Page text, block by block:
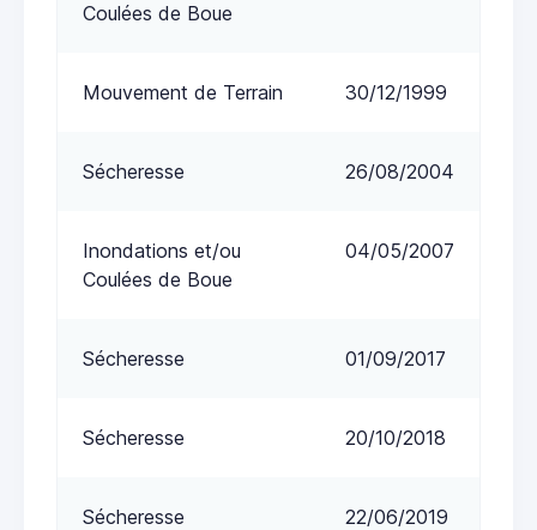
Coulées de Boue
Mouvement de Terrain 30/12/1999
Sécheresse 26/08/2004
Inondations et/ou
Coulées de Boue
04/05/2007
Sécheresse 01/09/2017
Sécheresse 20/10/2018
Sécheresse 22/06/2019